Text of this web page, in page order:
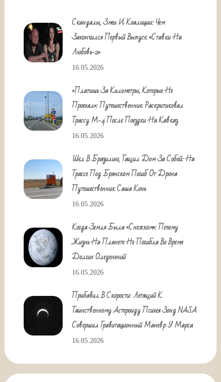
Скандалы, Змеи И Коалиции: Чем
Закончился Первый Выпуск «Ставки На
Любовь-2»
16.05.2026
«Платишь За Километры, Которые Не
Проехал»: Путешественник Раскритиковал
Трассу М-4 После Поездки На Кавказ
16.05.2026
Шел В Бразилию, Тащил Дом За Собой: На
Трассе Под Брянском Погиб От Дрона
Путешественник Саша Конь
16.05.2026
Когда Земля Была «снежком»: Почему
Жизнь На Планете Не Погибла Во Время
Долгих Оледенений
16.05.2026
Прибавил В Скорости: Летящий К
Таинственному Астероиду Психея Зонд NASA
Совершил Гравитационный Маневр У Марса
16.05.2026